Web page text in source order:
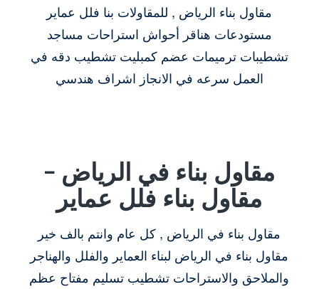
مقاول بناء الرياض , للمقاولات بنا فلل عماير
مستودعات هناقر أحواش استراحات مساجد
تشطيبات ترميمات عضم كمبليت تشطيب دقه في
العمل سرعه في الانجاز اشراف هندسي
مقاول بناء في الرياض –
مقاول بناء فلل عماير
مقاول بناء في الرياض , كل عام وانتم بالف خير
مقاول بناء في الرياض لبناء العماير والفلل والهناجر
والملاحق والاستراحات تشطيب تسليم مفتاح عظم